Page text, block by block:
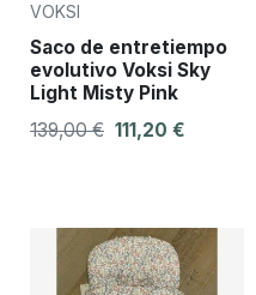
VOKSI
Saco de entretiempo
evolutivo Voksi Sky
Light Misty Pink
139,00 € 111,20 €